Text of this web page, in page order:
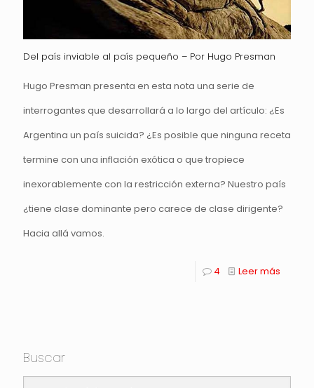
Del país inviable al país pequeño – Por Hugo Presman
Hugo Presman presenta en esta nota una serie de
interrogantes que desarrollará a lo largo del artículo: ¿Es
Argentina un país suicida? ¿Es posible que ninguna receta
termine con una inflación exótica o que tropiece
inexorablemente con la restricción externa? Nuestro país
¿tiene clase dominante pero carece de clase dirigente?
Hacia allá vamos.
4 Leer más
Buscar